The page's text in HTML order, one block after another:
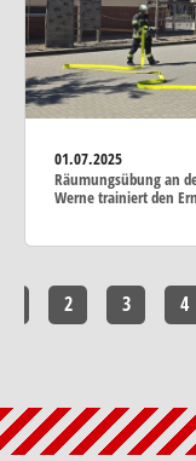
01.07.2025
Räumungsübung an
Werne trainiert den
2 3 4